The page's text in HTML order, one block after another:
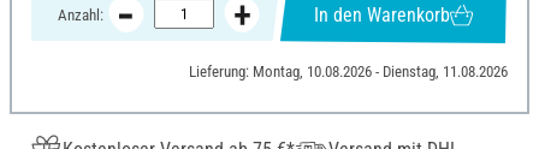
Anzahl: In den Warenkorb
Lieferung: Montag, 10.08.2026 - Dienstag, 11.08.2026